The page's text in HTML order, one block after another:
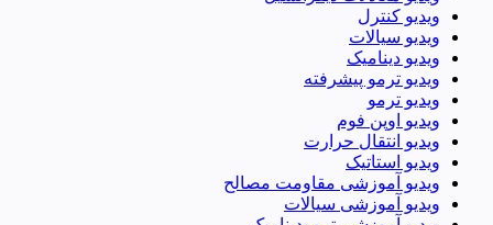
ویدیو کنترل
ویدیو سیالات
ویدیو دینامیک
ویدیو ترمو پیشرفته
ویدیو ترمو
ویدیو اوپن فوم
ویدیو انتقال حرارت
ویدیو استاتیک
ویدیو آموزشی مقاومت مصالح
ویدیو آموزشی سیالات